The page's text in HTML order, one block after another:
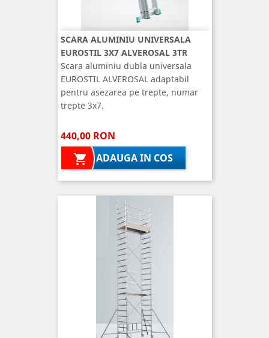
SCARA ALUMINIU UNIVERSALA
EUROSTIL 3X7 ALVEROSAL 3TR
Scara aluminiu dubla universala
EUROSTIL ALVEROSAL adaptabil
pentru asezarea pe trepte, numar
trepte 3x7.
440,00 RON
 ADAUGA IN COS